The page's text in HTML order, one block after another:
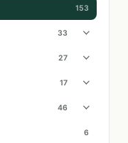
153
33
27
17
46
6